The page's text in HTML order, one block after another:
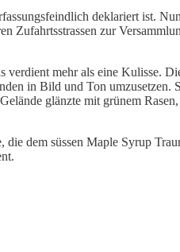
deklariert ist.
Zufahrtsstrassen zur
mehr als eine Kulisse.
in Bild und Ton umzusetzen.
glänzte mit grünem
dem süssen Maple Syrup